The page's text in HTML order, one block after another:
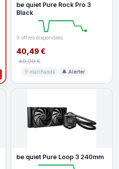
be quiet Pure Rock Pro 3
Black
9 offres disponibles
40,49 €
49,99 €
9 marchands 🔔 Alerter
be quiet Pure Loop 3 240mm